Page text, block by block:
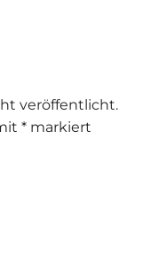
veröffentlicht.
*markiert